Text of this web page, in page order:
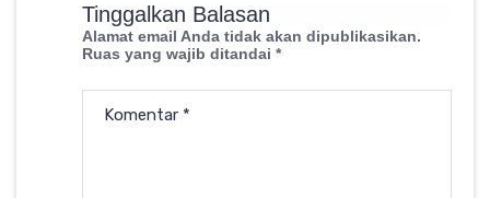
Tinggalkan Balasan
Alamat email Anda tidak akan dipublikasikan.
Ruas yang wajib ditandai *
Komentar *